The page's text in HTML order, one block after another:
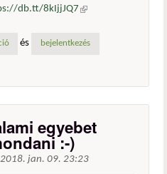
db.tt/8kIjjJQ7 (külső
és bejelentkezés
egyebet
:-)
2018. jan. 09. 23:23